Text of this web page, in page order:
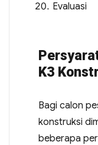
Evaluasi
K3
Bagi calon
konstruksi
beberapa